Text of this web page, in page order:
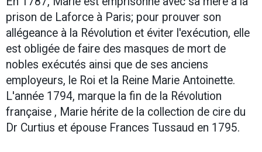
prison de Laforce à Paris; pour prouver son
allégeance à la Révolution et éviter l'exécution, elle
est obligée de faire des masques de mort de
nobles exécutés ainsi que de ses anciens
employeurs, le Roi et la Reine Marie Antoinette.
L'année 1794, marque la fin de la Révolution
française , Marie hérite de la collection de cire du
Dr Curtius et épouse Frances Tussaud en 1795.